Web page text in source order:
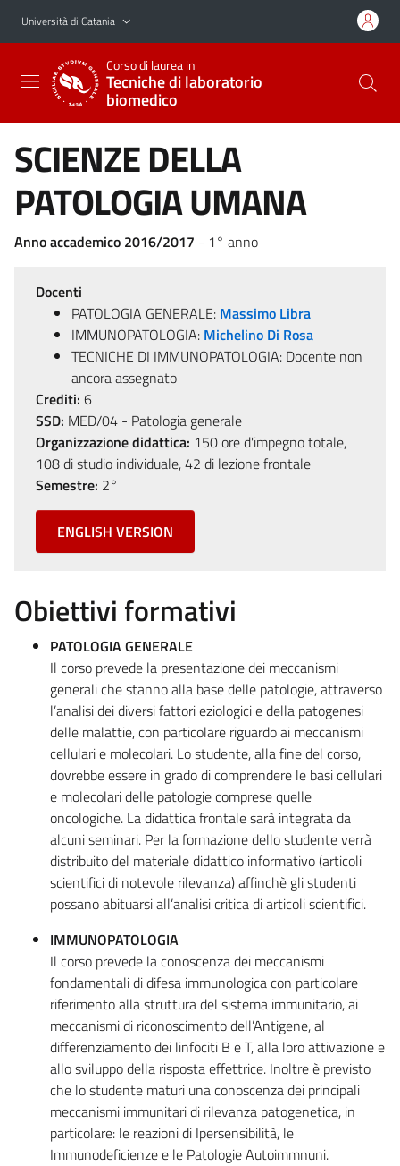
Vai al contenuto principale
Vai al menu di navigazione
Università di Catania
Corso di laurea in
Tecniche di laboratorio
biomedico
SCIENZE DELLA
PATOLOGIA UMANA
Anno accademico 2016/2017 - 1° anno
Docenti
PATOLOGIA GENERALE: Massimo Libra
IMMUNOPATOLOGIA: Michelino Di Rosa
TECNICHE DI IMMUNOPATOLOGIA: Docente non
ancora assegnato
Crediti: 6
SSD: MED/04 - Patologia generale
Organizzazione didattica: 150 ore d'impegno totale,
108 di studio individuale, 42 di lezione frontale
Semestre: 2°
ENGLISH VERSION
Obiettivi formativi
PATOLOGIA GENERALE
Il corso prevede la presentazione dei meccanismi
generali che stanno alla base delle patologie, attraverso
l’analisi dei diversi fattori eziologici e della patogenesi
delle malattie, con particolare riguardo ai meccanismi
cellulari e molecolari. Lo studente, alla fine del corso,
dovrebbe essere in grado di comprendere le basi cellulari
e molecolari delle patologie comprese quelle
oncologiche. La didattica frontale sarà integrata da
alcuni seminari. Per la formazione dello studente verrà
distribuito del materiale didattico informativo (articoli
scientifici di notevole rilevanza) affinchè gli studenti
possano abituarsi all’analisi critica di articoli scientifici.
IMMUNOPATOLOGIA
Il corso prevede la conoscenza dei meccanismi
fondamentali di difesa immunologica con particolare
riferimento alla struttura del sistema immunitario, ai
meccanismi di riconoscimento dell’Antigene, al
differenziamento dei linfociti B e T, alla loro attivazione e
allo sviluppo della risposta effettrice. Inoltre è previsto
che lo studente maturi una conoscenza dei principali
meccanismi immunitari di rilevanza patogenetica, in
particolare: le reazioni di Ipersensibilità, le
Immunodeficienze e le Patologie Autoimmnuni.